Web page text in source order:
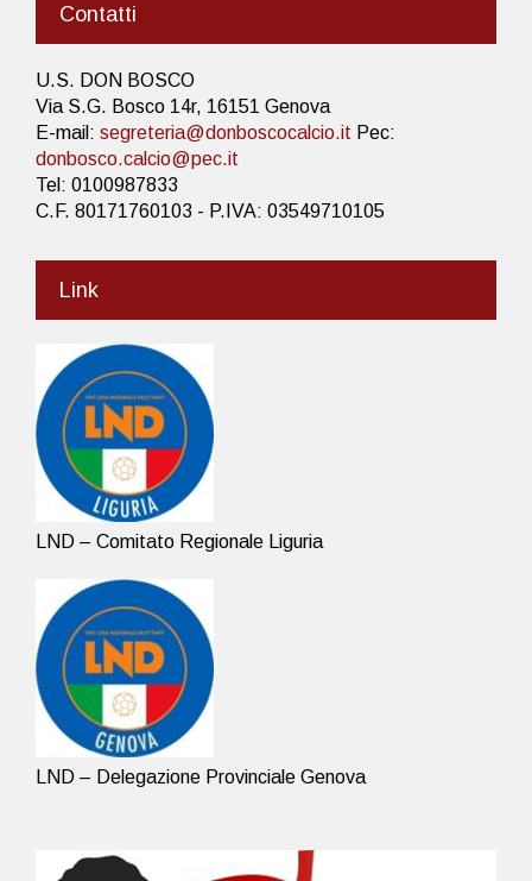
Contatti
U.S. DON BOSCO
Via S.G. Bosco 14r, 16151 Genova
E-mail: segreteria@donboscocalcio.it Pec:
donbosco.calcio@pec.it
Tel: 0100987833
C.F. 80171760103 - P.IVA: 03549710105
Link
LND – Comitato Regionale Liguria
LND – Delegazione Provinciale Genova